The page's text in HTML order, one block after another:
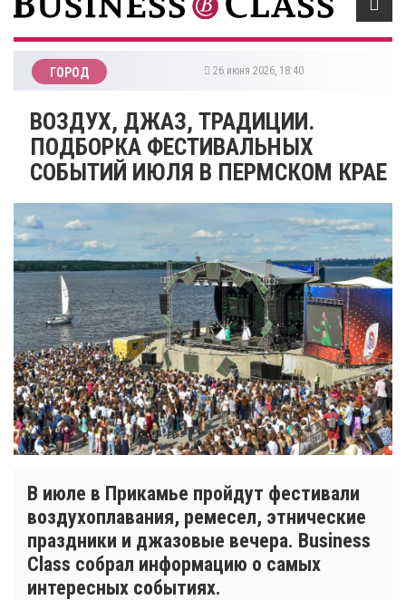
ГОРОД 26 июня 2026, 18:40
ВОЗДУХ, ДЖАЗ, ТРАДИЦИИ.
ПОДБОРКА ФЕСТИВАЛЬНЫХ
СОБЫТИЙ ИЮЛЯ В ПЕРМСКОМ КРАЕ
В июле в Прикамье пройдут фестивали
воздухоплавания, ремесел, этнические
праздники и джазовые вечера. Business
Class собрал информацию о самых
интересных событиях.